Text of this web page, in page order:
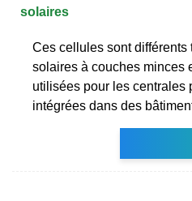
solaires
Ces cellules sont différents
solaires à couches minces
utilisées pour les centrales
intégrées dans des